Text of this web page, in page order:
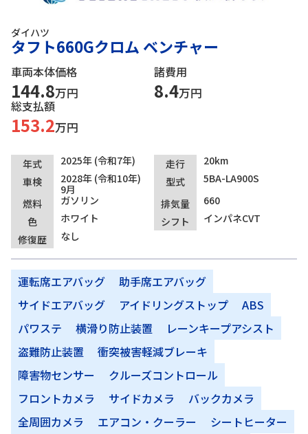
ダイハツ
タフト660Gクロム ベンチャー
車両本体価格
144.8万円
諸費用
8.4万円
総支払額
153.2万円
年式 2025年 (令和7年) 走行
20km
車検
2028年 (令和10年)
9月
型式
5BA-LA900S
燃料
ガソリン 排気量
660
色
ホワイト シフト
インパネCVT
修復歴
なし
運転席エアバッグ
助手席エアバッグ
サイドエアバッグ
アイドリングストップ
ABS
パワステ
横滑り防止装置
レーンキープアシスト
盗難防止装置
衝突被害軽減ブレーキ
障害物センサー
クルーズコントロール
フロントカメラ
サイドカメラ
バックカメラ
全周囲カメラ
エアコン・クーラー
シートヒーター